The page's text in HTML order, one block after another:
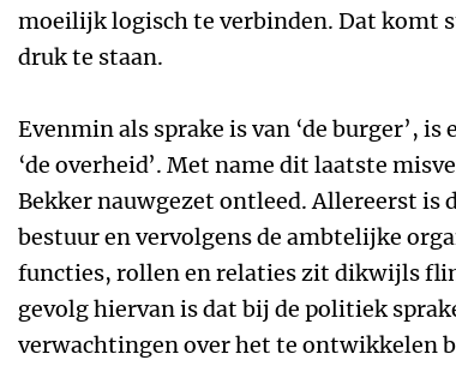
moeilijk logisch te verbinden. Dat komt
druk te staan.
Evenmin als sprake is van ‘de burger’, is
‘de overheid’. Met name dit laatste
Bekker nauwgezet ontleed. Allereerst is
bestuur en vervolgens de ambtelijke
functies, rollen en relaties zit dikwijls
gevolg hiervan is dat bij de politiek
verwachtingen over het te ontwikkelen